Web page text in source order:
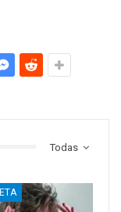
Todas